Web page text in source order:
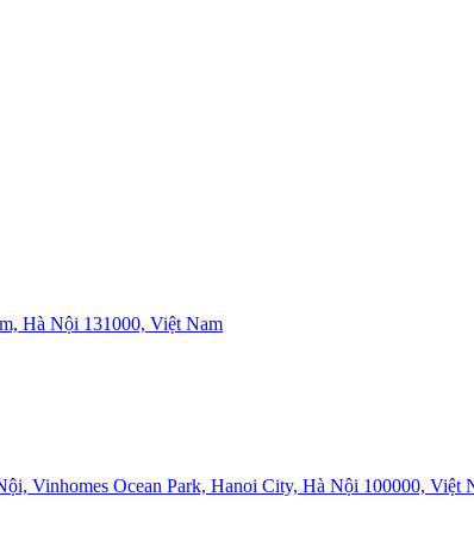
Hà Nội 131000, Việt Nam
Vinhomes Ocean Park, Hanoi City, Hà Nội 100000, Việt